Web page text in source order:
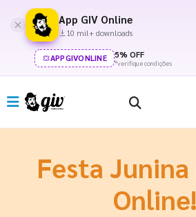
App GIV Online
10 mil+ downloads
APPGIVONLINE 5% OFF
*verifique condições
Festa Junina
Online!